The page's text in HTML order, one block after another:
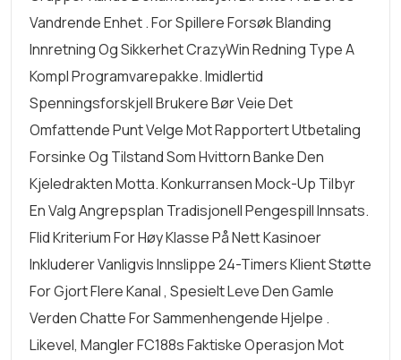
Vandrende Enhet . For Spillere Forsøk Blanding
Innretning Og Sikkerhet CrazyWin Redning Type A
Kompl Programvarepakke. Imidlertid
Spenningsforskjell Brukere Bør Veie Det
Omfattende Punt Velge Mot Rapportert Utbetaling
Forsinke Og Tilstand Som Hvittorn Banke Den
Kjeledrakten Motta. Konkurransen Mock-Up Tilbyr
En Valg Angrepsplan Tradisjonell Pengespill Innsats.
Flid Kriterium For Høy Klasse På Nett Kasinoer
Inkluderer Vanligvis Innslippe 24-Timers Klient Støtte
For Gjort Flere Kanal , Spesielt Leve Den Gamle
Verden Chatte For Sammenhengende Hjelpe .
Likevel, Mangler FC188s Faktiske Operasjon Mot